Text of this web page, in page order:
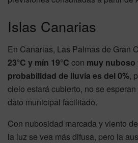
Islas Canarias
En Canarias, Las Palmas de Gran
23°C y mín 19°C con muy nuboso
probabilidad de lluvia es del 0%,
cielo estará cubierto, no se
dato municipal facilitado.
Con nubosidad marcada y viento
la luz se vea más difusa, pero la